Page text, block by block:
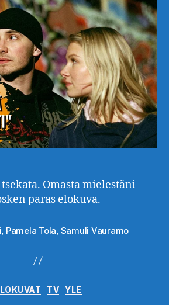
Omasta mielestäni
paras elokuva.
Pamela Tola Samuli Vauramo
Kategoriat
TV YLE